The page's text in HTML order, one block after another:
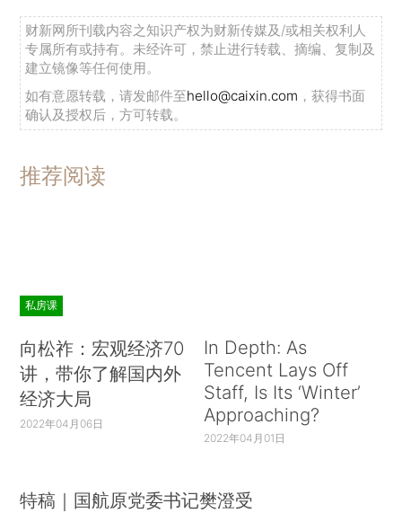
财新网所刊载内容之知识产权为财新传媒及/或相关权利人
专属所有或持有。未经许可，禁止进行转载、摘编、复制及
建立镜像等任何使用。
如有意愿转载，请发邮件至hello@caixin.com ，获得书面
确认及授权后，方可转载。
推荐阅读
私房课
向松祚：宏观经济70
讲，带你了解国内外
经济大局
2022年04月06日
In Depth: As
Tencent Lays Off
Staff, Is Its ‘Winter’
Approaching?
2022年04月01日
特稿｜国航原党委书记樊澄受